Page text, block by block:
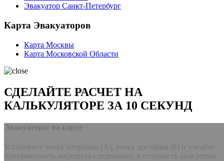
Эвакуатор Санкт-Петербург
Карта Эвакуаторов
Карта Москвы
Карта Московской Области
СДЕЛАЙТЕ РАСЧЕТ НА
КАЛЬКУЛЯТОРЕ ЗА 10 СЕКУНД
Эвакуаторы на карте
Установите точку отправки (А), точку доставки (Б) и узнайте
протяженность маршрута следования, и стоимость эвакуации.